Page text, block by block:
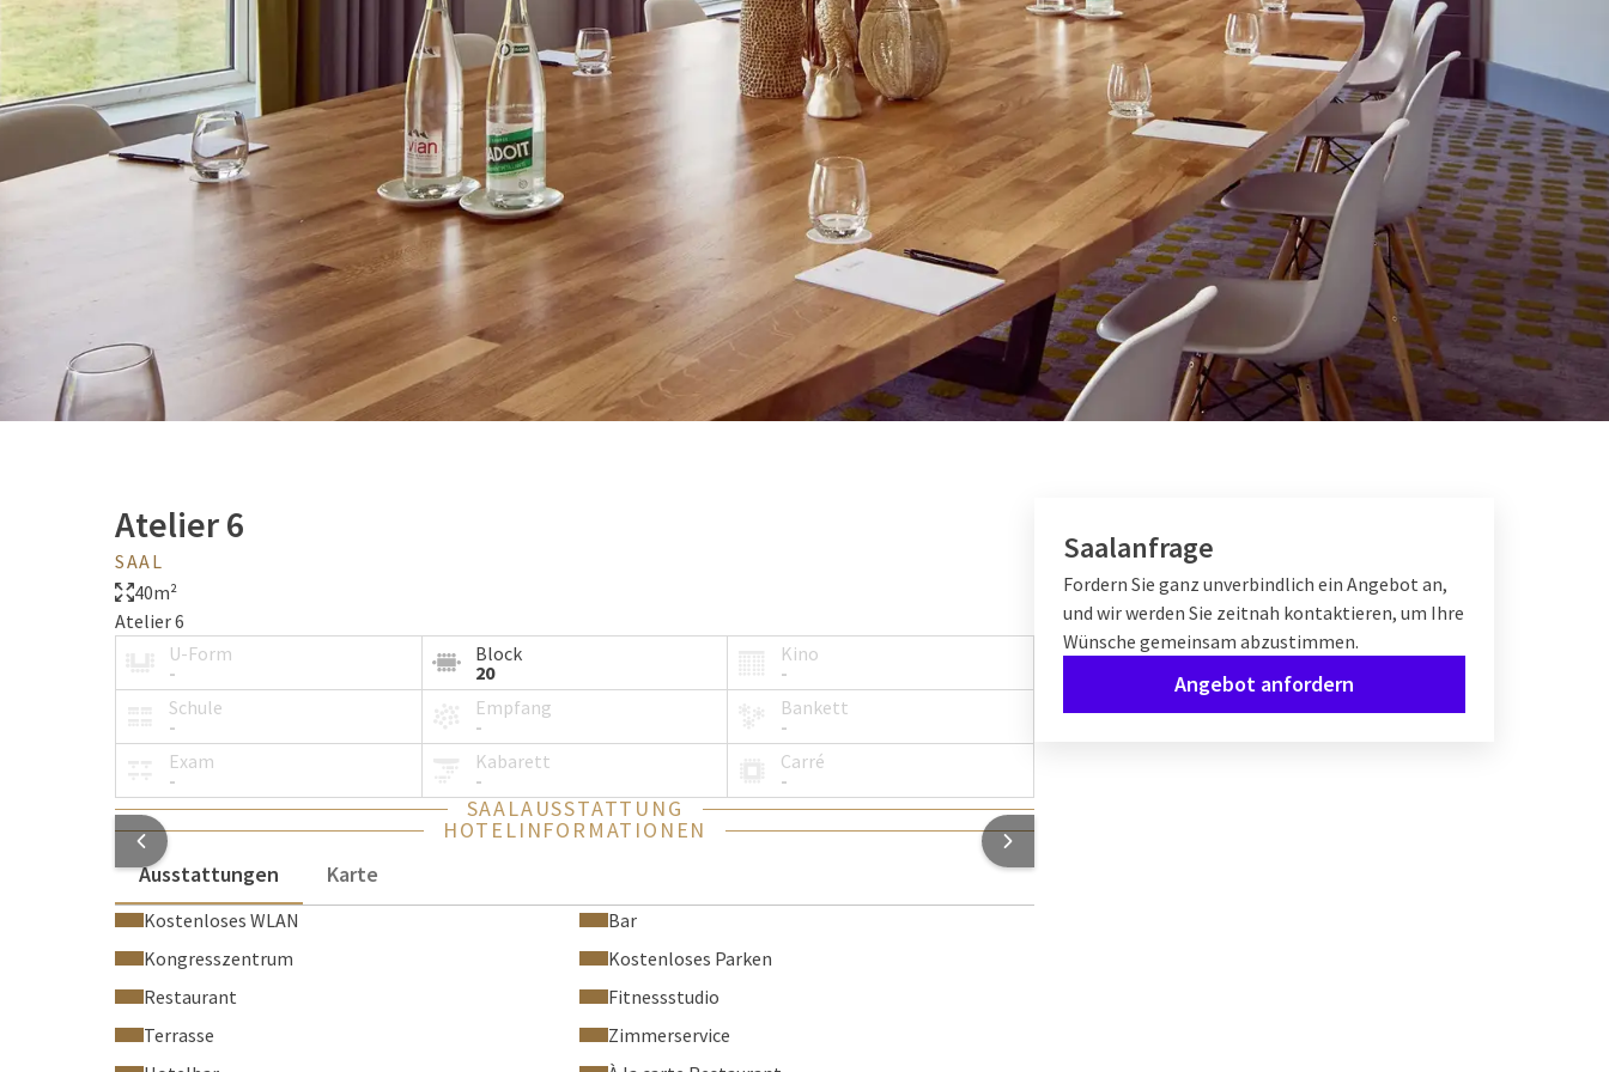
Atelier 6
SAAL
40m²
Atelier 6
U-Form
-
Block
20
Kino
-
Schule
-
Empfang
-
Bankett
-
Exam
-
Kabarett
-
Carré
-
SAALAUSSTATTUNG
Saalanfrage
Fordern Sie ganz unverbindlich ein Angebot an,
und wir werden Sie zeitnah kontaktieren, um Ihre
Wünsche gemeinsam abzustimmen.
Angebot anfordern
HOTELINFORMATIONEN
Ausstattungen
Karte
Kostenloses WLAN
Bar
Kongresszentrum
Kostenloses Parken
Restaurant
Fitnessstudio
Terrasse
Zimmerservice